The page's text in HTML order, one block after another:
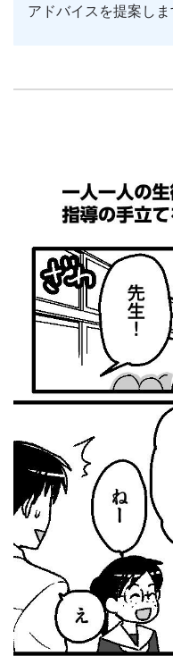
アドバイスを提案しま